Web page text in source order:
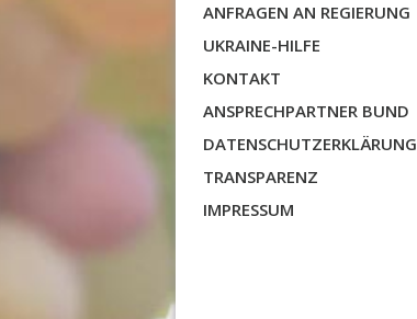
ANFRAGEN AN REGIERUNG
UKRAINE-HILFE
KONTAKT
ANSPRECHPARTNER BUND
DATENSCHUTZERKLÄRUNG
TRANSPARENZ
IMPRESSUM